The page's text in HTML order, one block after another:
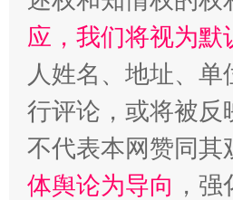
“蜀中异人”王建安的艺术幻
应，我们将视为
人姓名、地址、
行评论，或将被反
不代表本网赞同其
体舆论为导向 ，